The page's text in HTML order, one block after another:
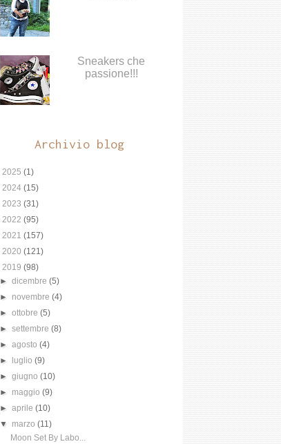
Sneakers che
passione!!!
Archivio blog
2025 (1)
2024 (15)
2023 (31)
2022 (95)
2021 (157)
2020 (121)
2019 (98)
►dicembre(5)
► novembre(4)
►ottobre(5)
►settembre(8)
►agosto(4)
►
luglio(9)
►giugno(10)
► maggio(9)
►aprile(10)
▼ marzo(11)
Moon Set By Labo...